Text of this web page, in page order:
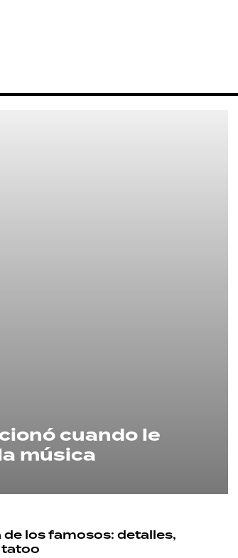
cuando le
música
los famosos: detalles,
tatoo